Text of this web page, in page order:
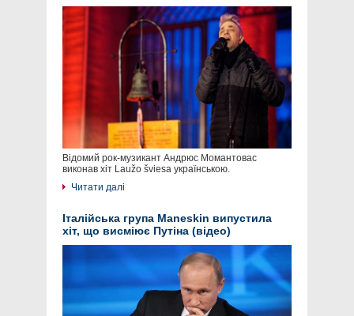
Відомий рок-музикант Андрюс Момантовас
виконав хіт Laužo šviesa українською.
Читати далі
Італійська група Maneskin випустила
хіт, що висміює Путіна (відео)